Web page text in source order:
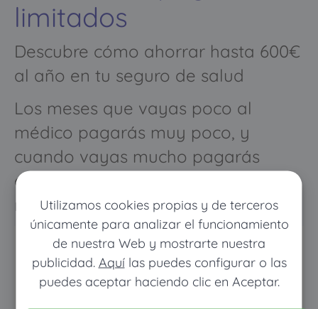
Utilizamos cookies propias y de terceros
únicamente para analizar el funcionamiento
de nuestra Web y mostrarte nuestra
publicidad. Aquílas puedes configurar o las
puedes aceptar haciendo clic en Aceptar.
limitados
Descubre cómo ahorrar hasta 600€
al año en tu seguro de salud
Los meses que vayas poco al
médico pagarás muy poco, y
cuando vayas mucho pagarás
como con un seguro médico
normal